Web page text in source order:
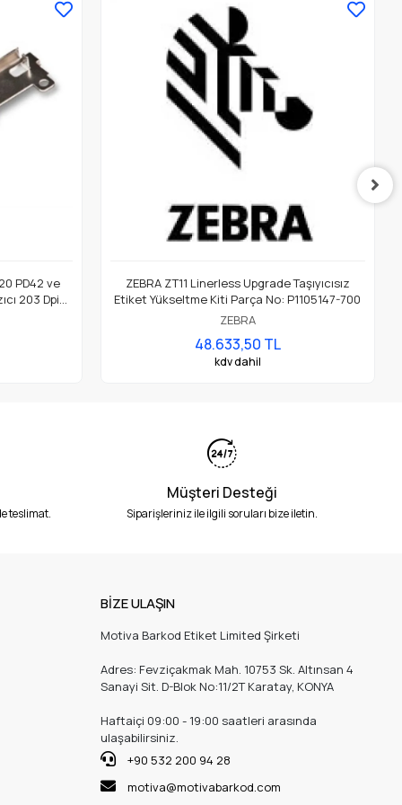
PD42 ve
203 Dpi
ZEBRA ZT11 Linerless Upgrade Taşıyıcısız
Etiket Yükseltme Kiti Parça No: P1105147-700
ZEBRA
48.633,50 TL
kdv dahil
teslimat.
Müşteri Desteği
Siparişleriniz ile ilgili soruları bize iletin.
BİZE ULAŞIN
Motiva Barkod Etiket Limited Şirketi
Adres: Fevziçakmak Mah. 10753 Sk. Altınsan 4
Sanayi Sit. D-Blok No:11/2T Karatay, KONYA
Haftaiçi 09:00 - 19:00 saatleri arasında
ulaşabilirsiniz.
+90 532 200 94 28
motiva@motivabarkod.com